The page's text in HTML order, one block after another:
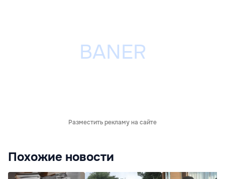
Разместить рекламу на сайте
Похожие новости